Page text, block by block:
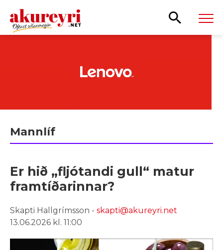
Mannlíf
Er hið „fljótandi gull“ matur
framtíðarinnar?
Skapti Hallgrímsson - skapti@akureyri.net
13.06.2026 kl. 11:00